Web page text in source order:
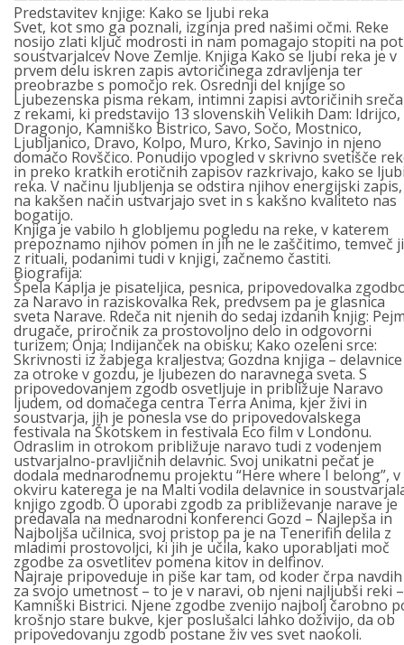
Predstavitev knjige: Kako se ljubi reka
Svet, kot smo ga poznali, izginja pred našimi očmi. Reke
nosijo zlati ključ modrosti in nam pomagajo stopiti na pot
soustvarjalcev Nove Zemlje. Knjiga Kako se ljubi reka je v
prvem delu iskren zapis avtoričinega zdravljenja ter
preobrazbe s pomočjo rek. Osrednji del knjige so
Ljubezenska pisma rekam, intimni zapisi avtoričinih
z rekami, ki predstavijo 13 slovenskih Velikih Dam: Idrijco,
Dragonjo, Kamniško Bistrico, Savo, Sočo, Mostnico,
Ljubljanico, Dravo, Kolpo, Muro, Krko, Savinjo in njeno
domačo Rovščico. Ponudijo vpogled v skrivno svetišče
in preko kratkih erotičnih zapisov razkrivajo, kako se
reka. V načinu ljubljenja se odstira njihov energijski zapis,
na kakšen način ustvarjajo svet in s kakšno kvaliteto nas
bogatijo.
Knjiga je vabilo h globljemu pogledu na reke, v katerem
prepoznamo njihov pomen in jih ne le zaščitimo, temveč
z rituali, podanimi tudi v knjigi, začnemo častiti.
Biografija:
Špela Kaplja je pisateljica, pesnica, pripovedovalka
za Naravo in raziskovalka Rek, predvsem pa je glasnica
sveta Narave. Rdeča nit njenih do sedaj izdanih knjig:
drugače, priročnik za prostovoljno delo in odgovorni
turizem; Onja; Indijanček na obisku; Kako ozeleni srce:
Skrivnosti iz žabjega kraljestva; Gozdna knjiga – delavnice
za otroke v gozdu, je ljubezen do naravnega sveta. S
pripovedovanjem zgodb osvetljuje in približuje Naravo
ljudem, od domačega centra Terra Anima, kjer živi in
soustvarja, jih je ponesla vse do pripovedovalskega
festivala na Škotskem in festivala Eco film v Londonu.
Odraslim in otrokom približuje naravo tudi z vodenjem
ustvarjalno-pravljičnih delavnic. Svoj unikatni pečat je
dodala mednarodnemu projektu “Here where I belong”, v
okviru katerega je na Malti vodila delavnice in
knjigo zgodb. O uporabi zgodb za približevanje narave je
predavala na mednarodni konferenci Gozd – Najlepša in
Najboljša učilnica, svoj pristop pa je na Tenerifih delila z
mladimi prostovoljci, ki jih je učila, kako uporabljati moč
zgodbe za osvetlitev pomena kitov in delfinov.
Najraje pripoveduje in piše kar tam, od koder črpa navdih
za svojo umetnost – to je v naravi, ob njeni najljubši reki –
Kamniški Bistrici. Njene zgodbe zvenijo najbolj čarobno
krošnjo stare bukve, kjer poslušalci lahko doživijo, da ob
pripovedovanju zgodb postane živ ves svet naokoli.